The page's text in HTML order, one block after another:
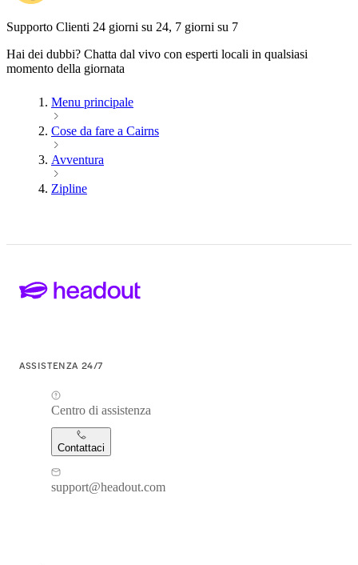
Supporto Clienti 24 giorni su 24, 7 giorni su 7
Hai dei dubbi? Chatta dal vivo con esperti locali in qualsiasi
momento della giornata
Menu principale
Cose da fare a Cairns
Avventura
Zipline
ASSISTENZA 24/7
Centro di assistenza
Contattaci
support@headout.com